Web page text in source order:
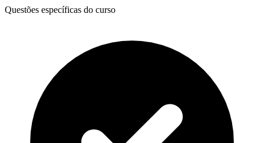
Questões específicas do curso